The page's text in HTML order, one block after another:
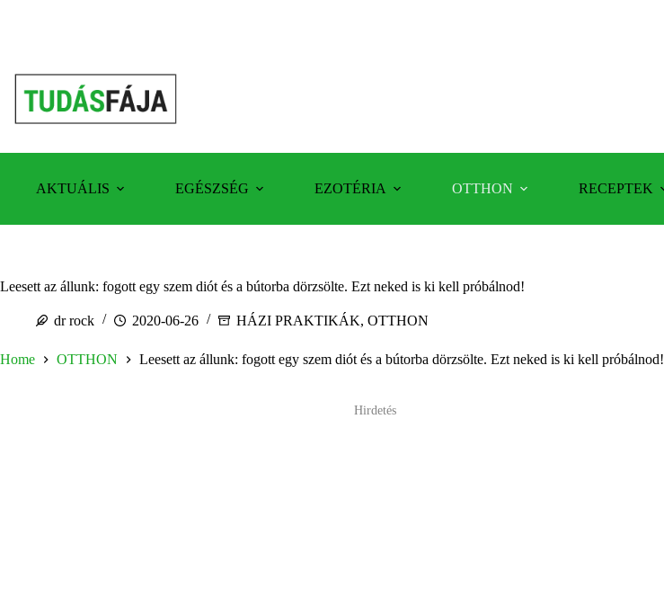
AKTUÁLIS EGÉSZSÉG EZOTÉRIA OTTHON RECEPTEK
Leesett az állunk: fogott egy szem diót és a bútorba dörzsölte. Ezt neked is ki kell próbálnod!
dr rock 2020-06-26 HÁZI PRAKTIKÁK, OTTHON
Home OTTHON Leesett az állunk: fogott egy szem diót és a bútorba dörzsölte. Ezt neked is ki kell próbálnod!
Hirdetés